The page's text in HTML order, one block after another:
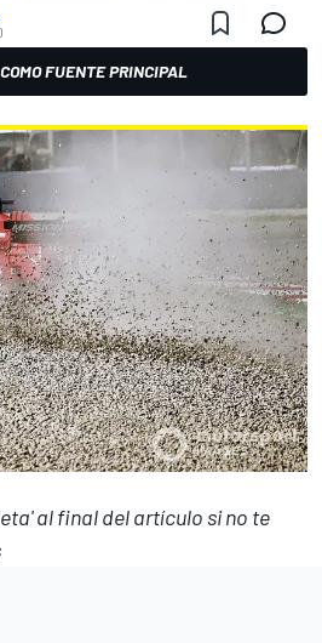
FUENTE PRINCIPAL
al final del artículo si no te